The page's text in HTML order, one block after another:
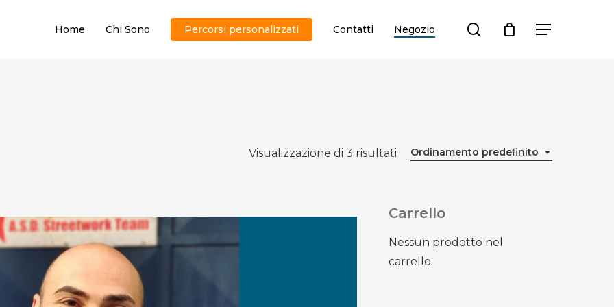
Home Chi Sono Percorsi personalizzati Contatti Negozio search Menu
Ordinamento predefinito
Visualizzazione di 3 risultati
Carrello
Nessun prodotto nel
carrello.